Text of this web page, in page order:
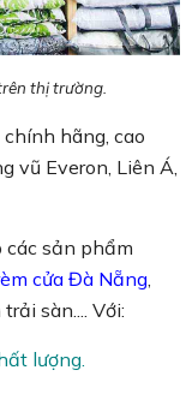
thị trường.
hãng, cao
vũ Everon, Liên Á,
các sản phẩm
cửa Đà Nẵng
sàn.... Với:
lượng.